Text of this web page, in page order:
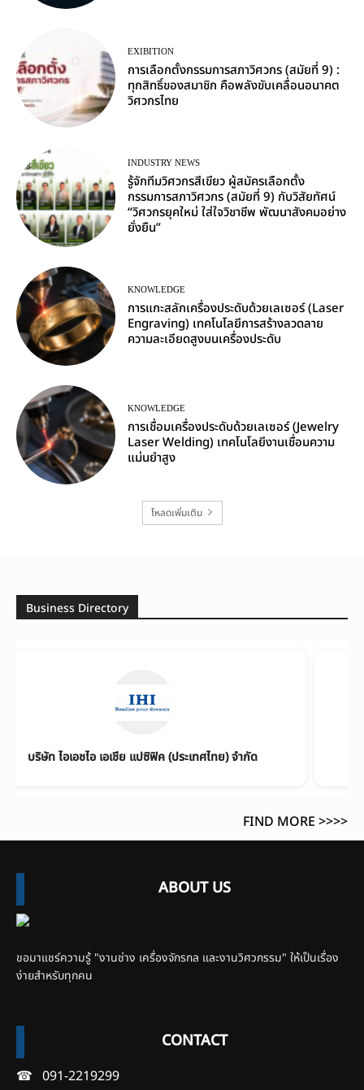
EXIBITION
การเลือกตั้งกรรมการสภาวิศวกร (สมัยที่ 9) :
ทุกสิทธิ์ของสมาชิก คือพลังขับเคลื่อนอนาคต
วิศวกรไทย
INDUSTRY NEWS
รู้จักทีมวิศวกรสีเขียว ผู้สมัครเลือกตั้ง
กรรมการสภาวิศวกร (สมัยที่ 9) กับวิสัยทัศน์
“วิศวกรยุคใหม่ ใส่ใจวิชาชีพ พัฒนาสังคมอย่าง
ยั่งยืน”
KNOWLEDGE
การแกะสลักเครื่องประดับด้วยเลเซอร์ (Laser
Engraving) เทคโนโลยีการสร้างลวดลาย
ความละเอียดสูงบนเครื่องประดับ
KNOWLEDGE
การเชื่อมเครื่องประดับด้วยเลเซอร์ (Jewelry
Laser Welding) เทคโนโลยีงานเชื่อมความ
แม่นยำสูง
โหลดเพิ่มเติม
Business Directory
ท ไอเอชไอ เอเชีย แปซิฟิค (ประเทศไทย) จำกัด
FIND MORE >>>>
ABOUT US
ขอมาแชร์ความรู้ "งานช่าง เครื่องจักรกล และงานวิศวกรรม" ให้เป็นเรื่อง
ง่ายสำหรับทุกคน
CONTACT
☎ 091-2219299